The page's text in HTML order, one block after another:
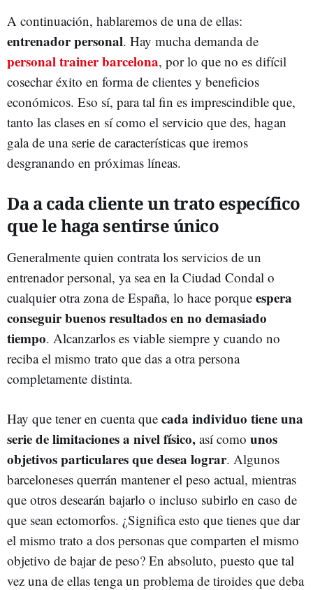
A continuación, hablaremos de una de ellas:
entrenador personal. Hay mucha demanda de
personal trainer barcelona, por lo que no es difícil
cosechar éxito en forma de clientes y beneficios
económicos. Eso sí, para tal fin es imprescindible que,
tanto las clases en sí como el servicio que des, hagan
gala de una serie de características que iremos
desgranando en próximas líneas.
Da a cada cliente un trato específico
que le haga sentirse único
Generalmente quien contrata los servicios de un
entrenador personal, ya sea en la Ciudad Condal o
cualquier otra zona de España, lo hace porque espera
conseguir buenos resultados en no demasiado
tiempo. Alcanzarlos es viable siempre y cuando no
reciba el mismo trato que das a otra persona
completamente distinta.
Hay que tener en cuenta que cada individuo tiene una
serie de limitaciones a nivel físico, así como unos
objetivos particulares que desea lograr. Algunos
barceloneses querrán mantener el peso actual, mientras
que otros desearán bajarlo o incluso subirlo en caso de
que sean ectomorfos. ¿Significa esto que tienes que dar
el mismo trato a dos personas que comparten el mismo
objetivo de bajar de peso? En absoluto, puesto que tal
vez una de ellas tenga un problema de tiroides que deba